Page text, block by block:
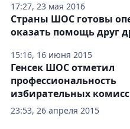
17:27, 23 мая 2016
15:16, 16 июня 2015
Страны ШОС готовы
оказать помощь друг
23:53, 26 апреля 2015
Генсек ШОС отметил
профессиональность
избирательных